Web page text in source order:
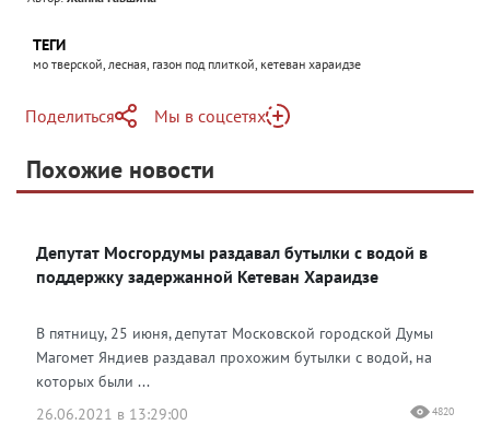
ТЕГИ
мо тверской, лесная, газон под плиткой, кетеван хараидзе
Поделиться
Telegram
Одноклассники
Мы в соцсетях
Яндекс Дзен
Похожие новости
Депутат Мосгордумы раздавал бутылки с водой в
поддержку задержанной Кетеван Хараидзе
В пятницу, 25 июня, депутат Московской городской Думы
Магомет Яндиев раздавал прохожим бутылки с водой, на
которых были ...
26.06.2021 в 13:29:00
4820